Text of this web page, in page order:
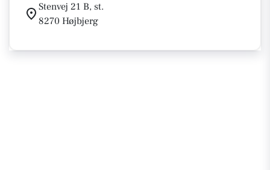
Stenvej 21 B, st.
8270 Højbjerg